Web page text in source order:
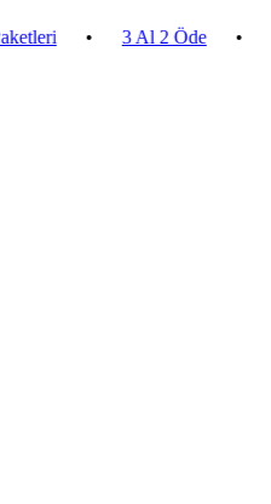
• 3 Al 2 Öde • 2.500